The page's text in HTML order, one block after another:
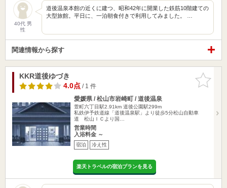
40代 男
性
道後温泉本館の近くに建つ、昭和42年に開業した鉄筋10階建ての
大型旅館。平日に、一泊朝食付きで利用してみました。 …
関連情報から探す
お気に入
りに追加
KKR道後ゆづき
4.0点/ 1 件
愛媛県 / 松山市岩崎町 / 道後温泉
萱町六丁目駅2.91km 道後公園駅299m
私鉄伊予鉄道線「道後温泉駅」より徒歩5分松山自動車
道 松山ＩＣより国…
営業時間
入浴料金 ～
宿泊 冷え性
楽天トラベルの宿泊プランを見る